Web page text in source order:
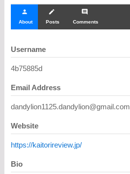
person
About
create
Posts
comment
Comments
Username
4b75885d
Email Address
dandylion1125.dandylion@gmail.com
Website
https://kaitorireview.jp/
Bio